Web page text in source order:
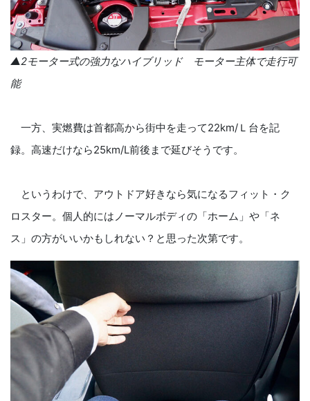
▲2モーター式の強力なハイブリッド モーター主体で走行可
能
一方、実燃費は首都高から街中を走って22km/Ｌ台を記
録。高速だけなら25km/L前後まで延びそうです。
というわけで、アウトドア好きなら気になるフィット・ク
ロスター。個人的にはノーマルボディの「ホーム」や「ネ
ス」の方がいいかもしれない？と思った次第です。